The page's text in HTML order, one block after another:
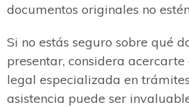
documentos originales no
Si no estás seguro sobre qué
presentar, considera
legal especializada en
asistencia puede ser